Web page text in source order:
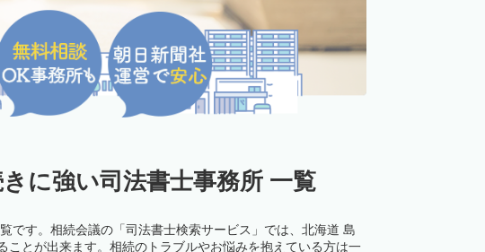
に強い司法書士事務所 一覧
です。相続会議の「司法書士検索サービス」では、北海道 島
とが出来ます。相続のトラブルやお悩みを抱えている方は一